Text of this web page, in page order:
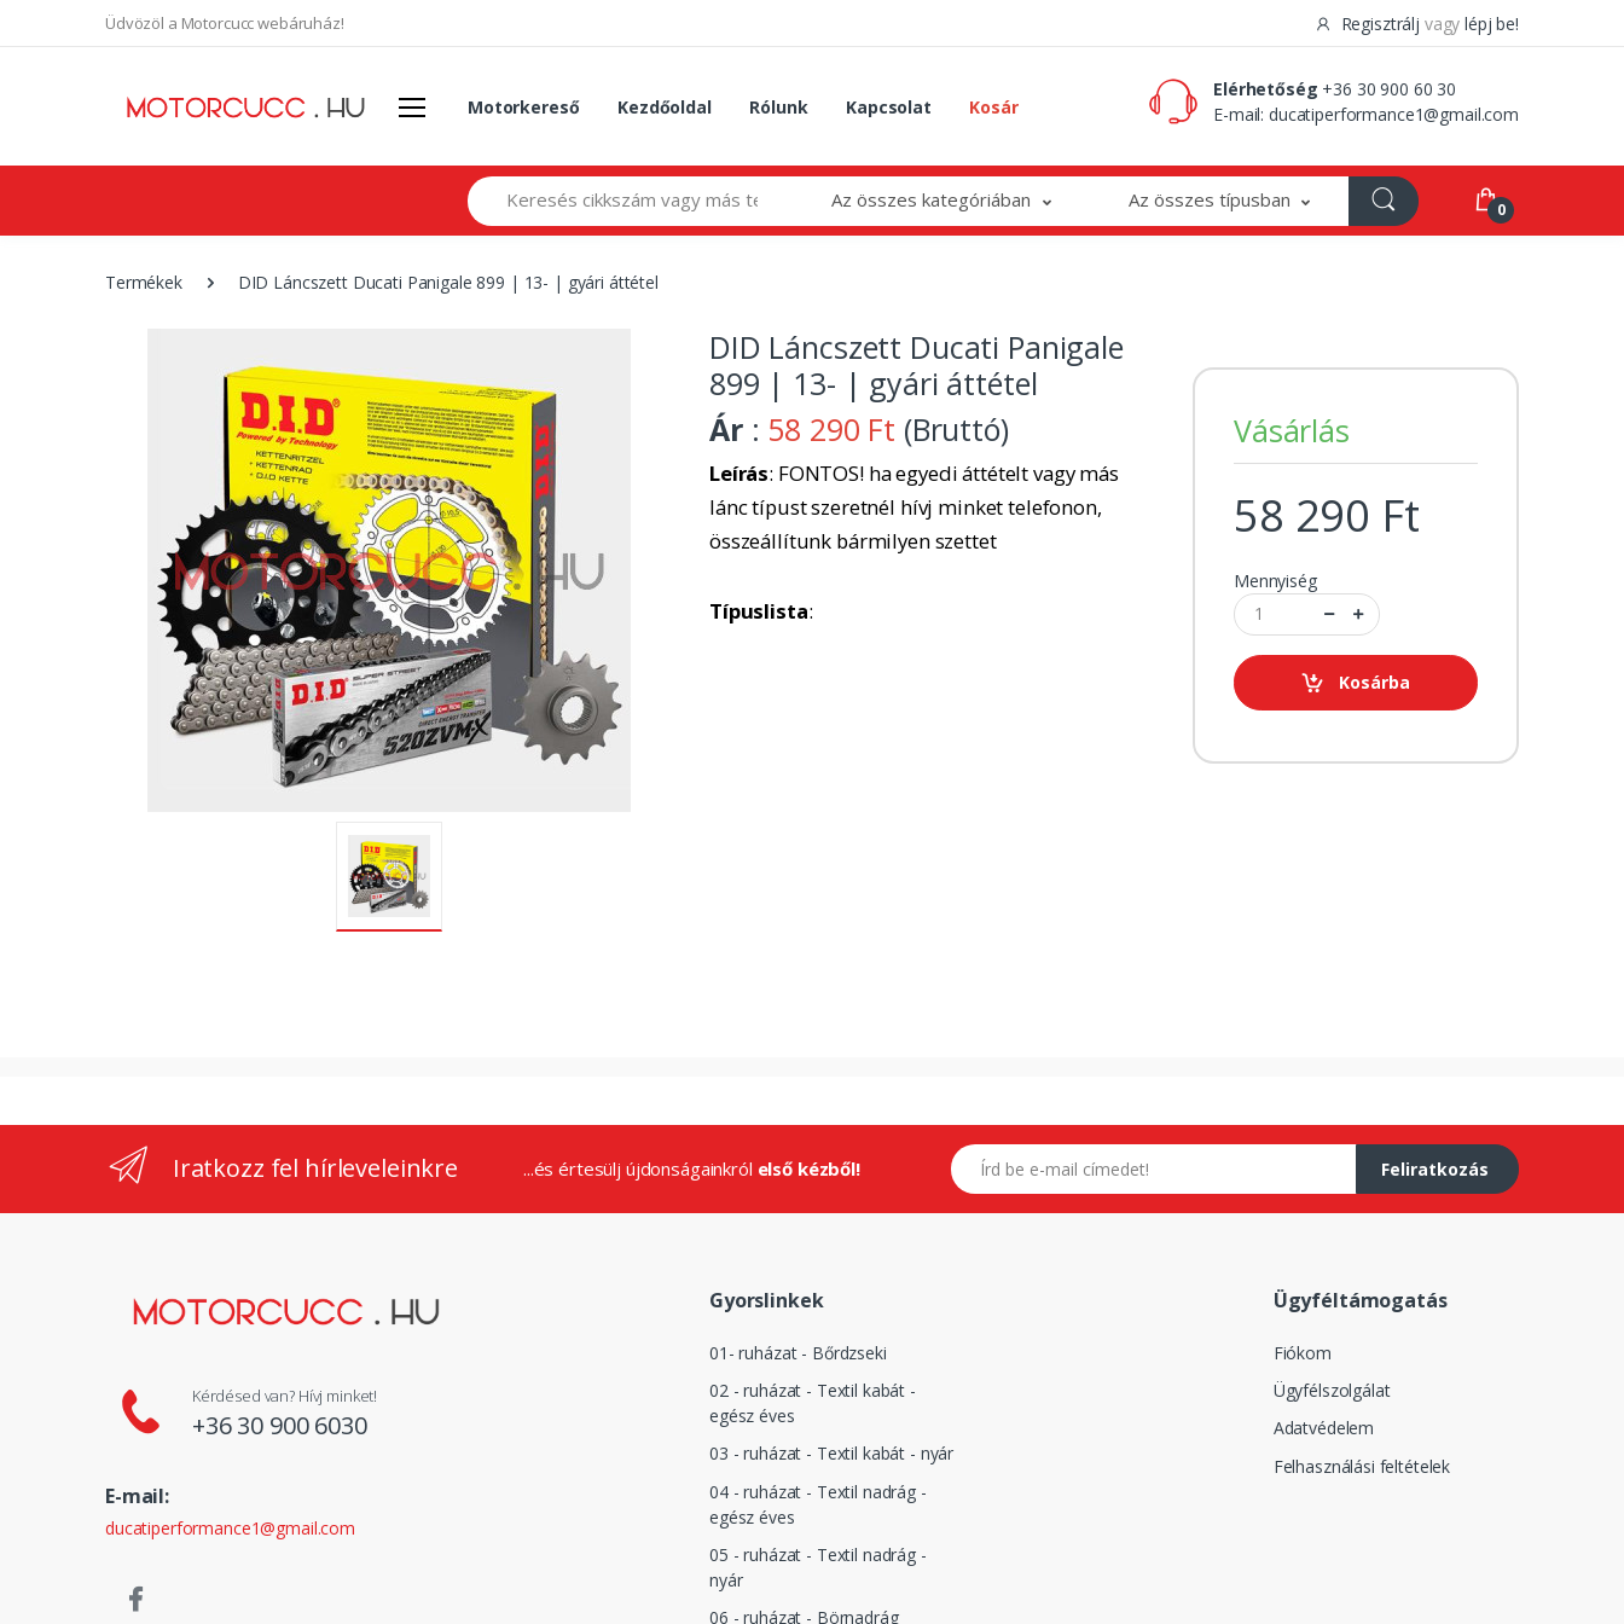
Üdvözöl a Motorcucc webáruház! Regisztrálj vagy lépj be!
Motorkereső Kezdőoldal Rólunk Kapcsolat Kosár
Elérhetőség +36 30 900 60 30
E-mail:ducatiperformance1@gmail.com
Search Az összes kategóriában Az összes típusban 0
Termékek DID Láncszett Ducati Panigale 899 | 13- | gyári áttétel
DID Láncszett Ducati Panigale
899 | 13- | gyári áttétel
Ár : 58 290 Ft (Bruttó)
Leírás: FONTOS! ha egyedi áttételt vagy más
lánc típust szeretnél hívj minket telefonon,
összeállítunk bármilyen szettet
Típuslista:
Vásárlás
58 290 Ft
Mennyiség
Kosárba
Iratkozz fel hírleveleinkre ...és értesülj újdonságainkról első kézből!
E-mail címed
Feliratkozás
Kérdésed van? Hívj minket!
+36 30 900 6030
E-mail:
ducatiperformance1@gmail.com
Gyorslinkek
01- ruházat - Bőrdzseki
02 - ruházat - Textil kabát -
egész éves
03 - ruházat - Textil kabát - nyár
04 - ruházat - Textil nadrág -
egész éves
05 - ruházat - Textil nadrág -
nyár
06 - ruházat - Börnadrág
Ügyféltámogatás
Fiókom
Ügyfélszolgálat
Adatvédelem
Felhasználási feltételek